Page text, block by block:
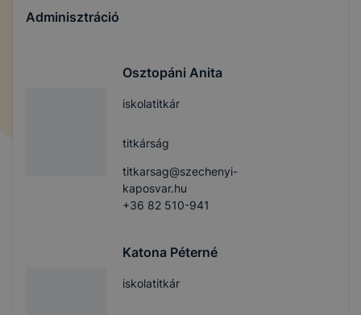
Adminisztráció
Osztopáni Anita
iskolatitkár
titkárság
titkarsag@szechenyi-
kaposvar.hu
+36 82 510-941
Katona Péterné
iskolatitkár